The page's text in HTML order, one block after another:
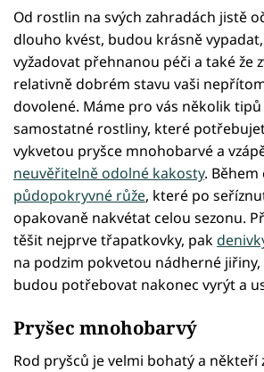
Od rostlin na svých zahradách jistě
dlouho kvést, budou krásně
vyžadovat přehnanou péči a také že
relativně dobrém stavu vaši
dovolené. Máme pro vás několik
samostatné rostliny, které
vykvetou pryšce mnohobarvé a
neuvěřitelně odolné kakosty.
půdopokryvné růže, které po
opakovaně nakvétat celou sezonu.
těšit nejprve třapatkovky, pak
na podzim pokvetou nádherné
budou potřebovat nakonec vyrýt a
Pryšec mnohobarvý
Rod pryšců je velmi bohatý a někteří